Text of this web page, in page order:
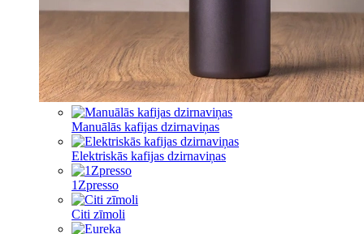
Manuālās kafijas dzirnaviņas
Elektriskās kafijas dzirnaviņas
1Zpresso
Citi zīmoli